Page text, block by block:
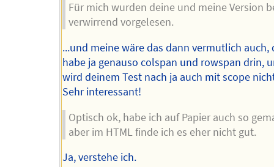
Für mich wurden deine und meine Version
verwirrend vorgelesen.
...und meine wäre das dann vermutlich auch,
habe ja genauso colspan und rowspan drin,
wird deinem Test nach ja auch mit scope
Sehr interessant!
Optisch ok, habe ich auf Papier auch so
aber im HTML finde ich es eher nicht gut.
Ja, verstehe ich.